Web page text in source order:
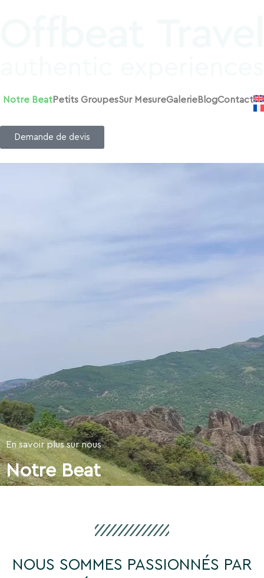
Notre BeatPetits GroupesSur MesureGalerieBlogContact
Demande de devis
En savoir plus sur nous
Notre Beat
NOUS SOMMES PASSIONNÉS PAR